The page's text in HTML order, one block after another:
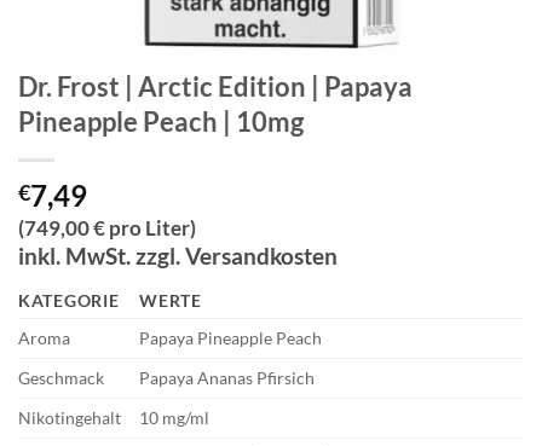
Dr. Frost | Arctic Edition | Papaya
Pineapple Peach | 10mg
€7,49
(749,00 € pro Liter)
inkl. MwSt. zzgl. Versandkosten
KATEGORIE
WERTE
Aroma
Papaya Pineapple Peach
Geschmack
Papaya Ananas Pfirsich
Nikotingehalt
10 mg/ml